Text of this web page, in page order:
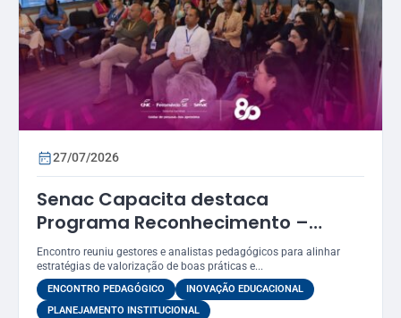
27/07/2026
Senac Capacita destaca
Programa Reconhecimento –
Prêmio Atena como estratégia
para valorizar práticas
educacionais
Encontro reuniu gestores e analistas pedagógicos para alinhar
estratégias de valorização de boas práticas e...
ENCONTRO PEDAGÓGICO
INOVAÇÃO EDUCACIONAL
PLANEJAMENTO INSTITUCIONAL